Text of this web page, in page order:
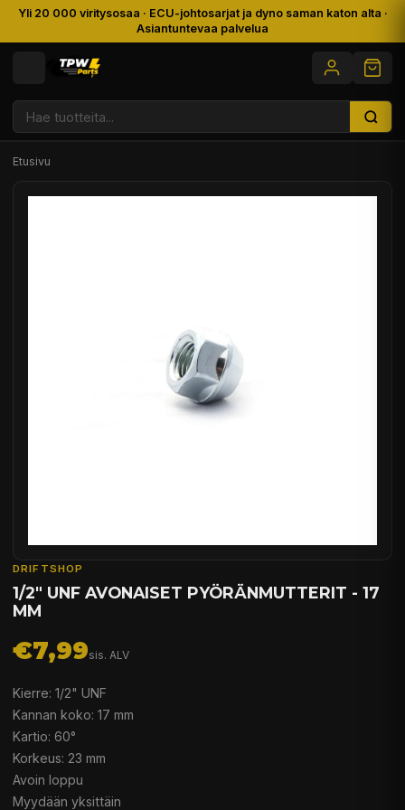
Yli 20 000 viritysosaa · ECU-johtosarjat ja dyno saman katon alta ·
Asiantuntevaa palvelua
Etusivu
DRIFTSHOP
1/2" UNF AVONAISET PYÖRÄNMUTTERIT - 17
MM
€7,99sis. ALV
Kierre: 1/2" UNF
Kannan koko: 17 mm
Kartio: 60°
Korkeus: 23 mm
Avoin loppu
Myydään yksittäin